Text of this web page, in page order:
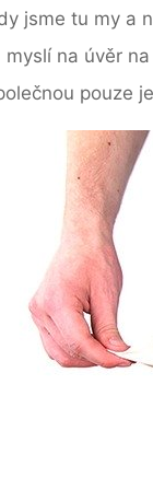
jsme tu my a
myslí na úvěr
pouze